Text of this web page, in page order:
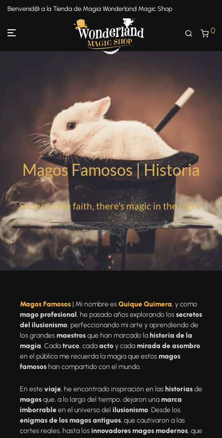
Bienvenid@ a la Tienda de Magia Wonderland Magic Shop
0
Magos Famosos | Historia
Show a little faith, there's magic in the night.
Magos Famosos | Mi nombre esQuique Quimera, y como
mago profesional, he pasado años explorando lossecretos
del ilusionismo, perfeccionando mi arte y aprendiendo de
los grandesmaestrosque han marcado la historia de la
magia. Cadatruco, cadaactoy cadamirada de asombro
en el público me recuerda la magia que estosmagos
famosos han compartido con el mundo.
En esteviaje, he encontrado inspiración en las historiasde
magosque, a lo largo del tiempo, dejaron unamarca
imborrableen el universo del ilusionismo. Desde los
enigmas de los magos antiguos, que cautivaron a las
cortes reales, hasta losinnovadores magos modernos, que